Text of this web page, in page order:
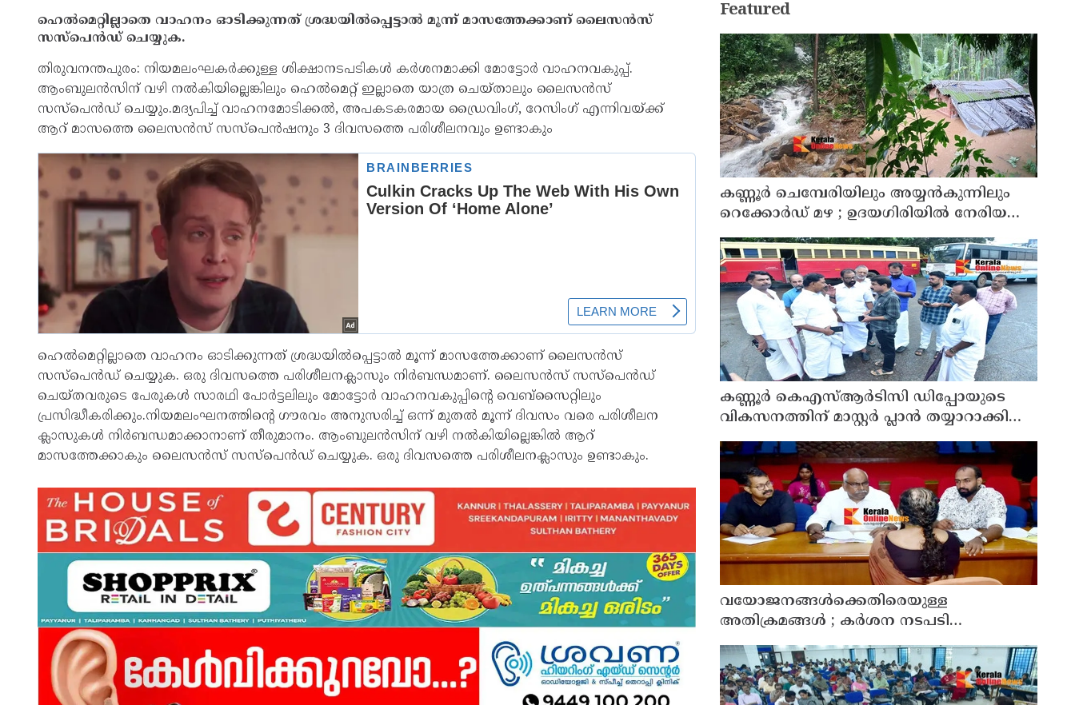
ഹെൽമെറ്റില്ലാതെ വാഹനം ഓടിക്കുന്നത് ശ്രദ്ധയിൽപ്പെട്ടാൽ മൂന്ന് മാസത്തേക്കാണ് ലൈസന്‍സ്
സസ്‌പെന്‍ഡ് ചെയ്യുക.
തിരുവനന്തപുരം: നിയമലംഘകര്‍ക്കുള്ള ശിക്ഷാനടപടികള്‍ കര്‍ശനമാക്കി മോട്ടോര്‍ വാഹനവകുപ്പ്.
ആംബുലന്‍സിന് വഴി നല്‍കിയില്ലെങ്കിലും ഹെല്‍മെറ്റ് ഇല്ലാതെ യാത്ര ചെയ്താലും ലൈസന്‍സ്
സസ്‌പെന്‍ഡ് ചെയ്യും.മദ്യപിച്ച് വാഹനമോടിക്കല്‍, അപകടകരമായ ഡ്രൈവിംഗ്, റേസിംഗ് എന്നിവയ്ക്ക്
ആറ് മാസത്തെ ലൈസന്‍സ് സസ്‌പെന്‍ഷനും 3 ദിവസത്തെ പരിശീലനവും ഉണ്ടാകും
ഹെൽമെറ്റില്ലാതെ വാഹനം ഓടിക്കുന്നത് ശ്രദ്ധയിൽപ്പെട്ടാൽ മൂന്ന് മാസത്തേക്കാണ് ലൈസന്‍സ്
സസ്‌പെന്‍ഡ് ചെയ്യുക. ഒരു ദിവസത്തെ പരിശീലനക്ലാസും നിര്‍ബന്ധമാണ്. ലൈസന്‍സ് സസ്‌പെന്‍ഡ്
ചെയ്തവരുടെ പേരുകള്‍ സാരഥി പോര്‍ട്ടലിലും മോട്ടോര്‍ വാഹനവകുപ്പിന്റെ വെബ്‌സൈറ്റിലും
പ്രസിദ്ധീകരിക്കും.നിയമലംഘനത്തിന്റെ ഗൗരവം അനുസരിച്ച് ഒന്ന് മുതല്‍ മൂന്ന് ദിവസം വരെ പരിശീലന
ക്ലാസുകള്‍ നിര്‍ബന്ധമാക്കാനാണ് തീരുമാനം. ആംബുലന്‍സിന് വഴി നല്‍കിയില്ലെങ്കിൽ ആറ്
മാസത്തേക്കാകും ലെെസൻസ് സസ്പെൻഡ് ചെയ്യുക. ഒരു ദിവസത്തെ പരിശീലനക്ലാസും ഉണ്ടാകും.
Featured
കണ്ണൂർ ചെമ്പേരിയിലും അയ്യൻകുന്നിലും
റെക്കോർഡ് മഴ ; ഉദയഗിരിയിൽ നേരിയ
ഉരുൾപൊട്ടൽ; 13 പേരെ ക്യാമ്പിലേക്ക് മാറ്റി
കണ്ണൂർ കെഎസ്ആർടിസി ഡിപ്പോയുടെ
വികസനത്തിന് മാസ്റ്റർ പ്ലാൻ തയ്യാറാക്കി
സമർപ്പിക്കും : ടി ഒ മോഹനൻ എം എൽ എ
വയോജനങ്ങൾക്കെതിരെയുള്ള
അതിക്രമങ്ങൾ ; കർശന നടപടി
സ്വീകരിക്കുമെന്ന് കമ്മീഷൻ